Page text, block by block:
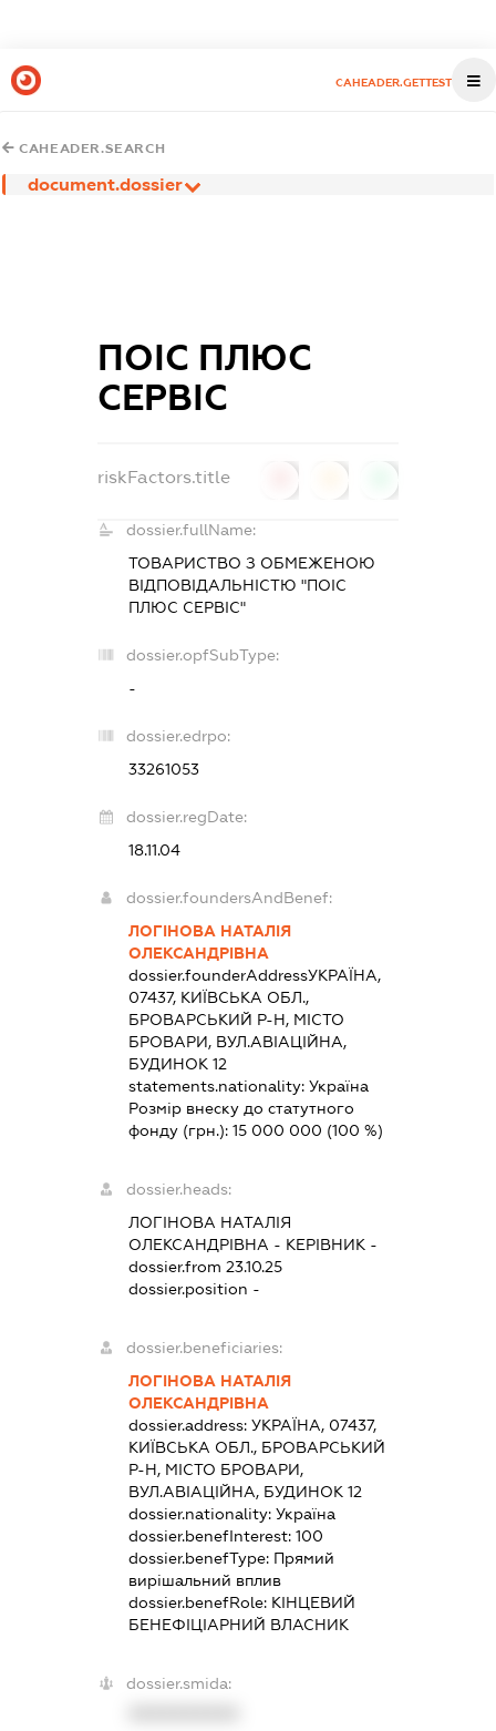
CAHEADER.GETTEST
CAHEADER.SEARCH
document.dossier
ПОІС ПЛЮС
СЕРВІС
riskFactors.title
dossier.fullName:
ТОВАРИСТВО З ОБМЕЖЕНОЮ
ВІДПОВІДАЛЬНІСТЮ "ПОІС
ПЛЮС СЕРВІС"
dossier.opfSubType:
-
dossier.edrpo:
33261053
dossier.regDate:
18.11.04
dossier.foundersAndBenef:
ЛОГІНОВА НАТАЛІЯ
ОЛЕКСАНДРІВНА
dossier.founderAddressУКРАЇНА,
07437, КИЇВСЬКА ОБЛ.,
БРОВАРСЬКИЙ Р-Н, МІСТО
БРОВАРИ, ВУЛ.АВІАЦІЙНА,
БУДИНОК 12
statements.nationality: Україна
Розмір внеску до статутного
фонду (грн.): 15 000 000 (100 %)
dossier.heads:
ЛОГІНОВА НАТАЛІЯ
ОЛЕКСАНДРІВНА - КЕРІВНИК -
dossier.from 23.10.25
dossier.position -
dossier.beneficiaries:
ЛОГІНОВА НАТАЛІЯ
ОЛЕКСАНДРІВНА
dossier.address: УКРАЇНА, 07437,
КИЇВСЬКА ОБЛ., БРОВАРСЬКИЙ
Р-Н, МІСТО БРОВАРИ,
ВУЛ.АВІАЦІЙНА, БУДИНОК 12
dossier.nationality: Україна
dossier.benefInterest: 100
dossier.benefType: Прямий
вирішальний вплив
dossier.benefRole: КІНЦЕВИЙ
БЕНЕФІЦІАРНИЙ ВЛАСНИК
dossier.smida: